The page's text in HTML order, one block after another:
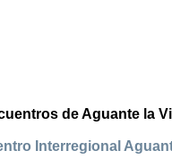
de Aguante la
Interregional